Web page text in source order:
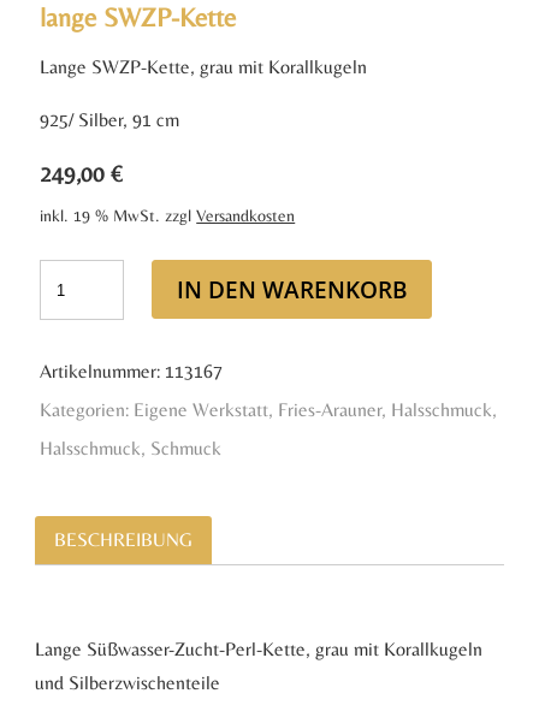
lange SWZP-Kette
Lange SWZP-Kette, grau mit Korallkugeln
925/ Silber, 91 cm
249,00€
inkl. 19 % MwSt. zzglVersandkosten
IN DEN WARENKORB
Artikelnummer: 113167
Kategorien: Eigene Werkstatt, Fries-Arauner, Halsschmuck,
Halsschmuck, Schmuck
BESCHREIBUNG
Lange Süßwasser-Zucht-Perl-Kette, grau mit Korallkugeln
und Silberzwischenteile